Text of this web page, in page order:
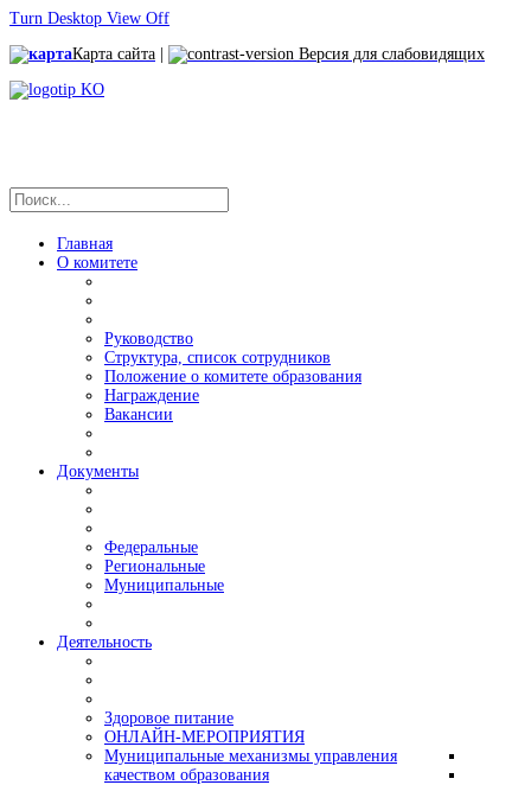
Turn Desktop View Off
Карта сайта
Версия для слабовидящих
Главная
О комитете
Руководство
Структура, список сотрудников
Положение о комитете образования
Награждение
Вакансии
Документы
Федеральные
Региональные
Муниципальные
Деятельность
Здоровое питание
ОНЛАЙН-МЕРОПРИЯТИЯ
Муниципальные механизмы управления
качеством образования